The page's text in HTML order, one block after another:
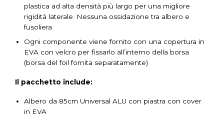
plastica ad alta densità più largo per una migliore
rigidità laterale. Nessuna ossidazione tra albero e
fusoliera
Ogni componente viene fornito con una copertura in
EVA con velcro per fissarlo all’interno della borsa
(borsa del foil fornita separatamente)
Il pacchetto include:
Albero da 85cm Universal ALU con piastra con cover
in EVA